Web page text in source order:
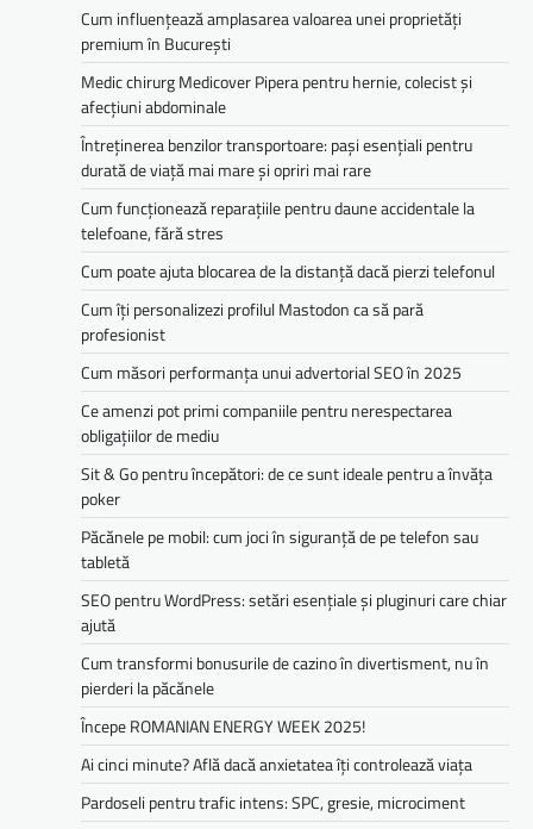
Cum influențează amplasarea valoarea unei proprietăți
premium în București
Medic chirurg Medicover Pipera pentru hernie, colecist și
afecțiuni abdominale
Întreținerea benzilor transportoare: pași esențiali pentru
durată de viață mai mare și opriri mai rare
Cum funcționează reparațiile pentru daune accidentale la
telefoane, fără stres
Cum poate ajuta blocarea de la distanță dacă pierzi telefonul
Cum îți personalizezi profilul Mastodon ca să pară
profesionist
Cum măsori performanța unui advertorial SEO în 2025
Ce amenzi pot primi companiile pentru nerespectarea
obligațiilor de mediu­­
Sit & Go pentru începători: de ce sunt ideale pentru a învăța
poker
Păcănele pe mobil: cum joci în siguranță de pe telefon sau
tabletă
SEO pentru WordPress: setări esențiale și pluginuri care chiar
ajută
Cum transformi bonusurile de cazino în divertisment, nu în
pierderi la păcănele
Începe ROMANIAN ENERGY WEEK 2025!
Ai cinci minute? Află dacă anxietatea îți controlează viața
Pardoseli pentru trafic intens: SPC, gresie, microciment